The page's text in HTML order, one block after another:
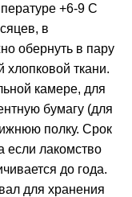
+6-9 С
в
обернуть в пару
хлопковой ткани.
камере, для
бумагу (для
полку. Срок
если лакомство
до года.
для хранения